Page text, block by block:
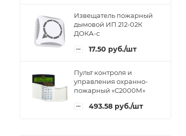
Извещатель пожарный
дымовой ИП 212-02К
ДОКА-с
17.50 руб./шт
Пульт контроля и
управления охранно-
пожарный «С2000М»
493.58 руб./шт